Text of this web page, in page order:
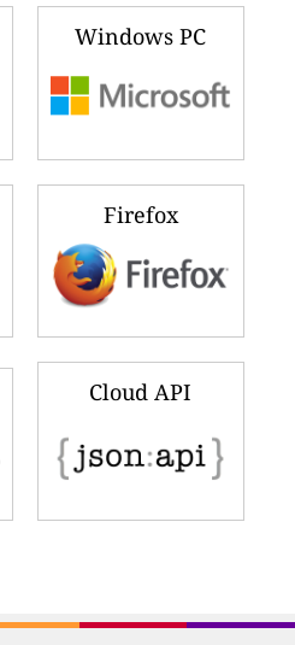
Windows PC
Firefox
Cloud API